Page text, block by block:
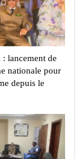
: lancement de
nationale pour
depuis le